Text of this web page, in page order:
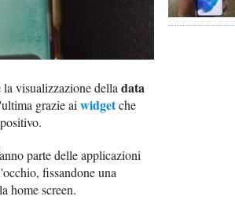
visualizzazione della data
grazie ai widgetche
parte delle applicazioni
fissandone una
home screen.